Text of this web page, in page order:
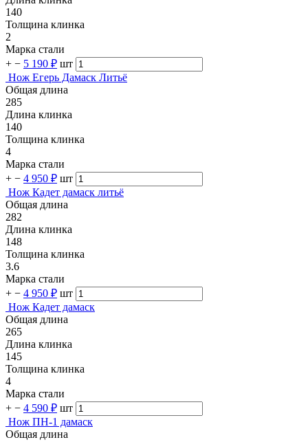
140
Толщина клинка
2
Марка стали
+ − 5 190 ₽ шт
Нож Егерь Дамаск Литьё
Общая длина
285
Длина клинка
140
Толщина клинка
4
Марка стали
+ − 4 950 ₽ шт
Нож Кадет дамаск литьё
Общая длина
282
Длина клинка
148
Толщина клинка
3.6
Марка стали
+ − 4 950 ₽ шт
Нож Кадет дамаск
Общая длина
265
Длина клинка
145
Толщина клинка
4
Марка стали
+ − 4 590 ₽ шт
Нож ПН-1 дамаск
Общая длина